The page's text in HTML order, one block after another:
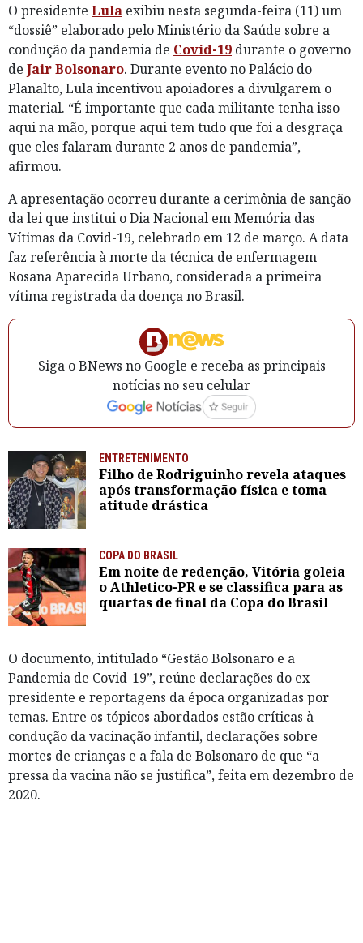
O presidente Lula exibiu nesta segunda-feira (11) um
“dossiê” elaborado pelo Ministério da Saúde sobre a
condução da pandemia de Covid-19 durante o governo
de Jair Bolsonaro. Durante evento no Palácio do
Planalto, Lula incentivou apoiadores a divulgarem o
material. “É importante que cada militante tenha isso
aqui na mão, porque aqui tem tudo que foi a desgraça
que eles falaram durante 2 anos de pandemia”,
afirmou.
A apresentação ocorreu durante a cerimônia de sanção
da lei que institui o Dia Nacional em Memória das
Vítimas da Covid-19, celebrado em 12 de março. A data
faz referência à morte da técnica de enfermagem
Rosana Aparecida Urbano, considerada a primeira
vítima registrada da doença no Brasil.
Siga o BNews no Google e receba as principais
notícias no seu celular
ENTRETENIMENTO
Filho de Rodriguinho revela ataques
após transformação física e toma
atitude drástica
COPA DO BRASIL
Em noite de redenção, Vitória goleia
o Athletico-PR e se classifica para as
quartas de final da Copa do Brasil
O documento, intitulado “Gestão Bolsonaro e a
Pandemia de Covid-19”, reúne declarações do ex-
presidente e reportagens da época organizadas por
temas. Entre os tópicos abordados estão críticas à
condução da vacinação infantil, declarações sobre
mortes de crianças e a fala de Bolsonaro de que “a
pressa da vacina não se justifica”, feita em dezembro de
2020.